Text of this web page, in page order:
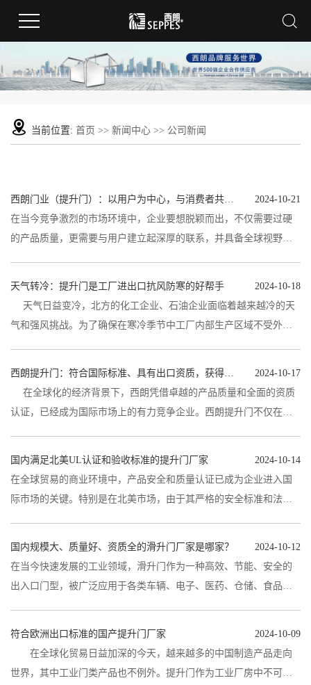
当前位置: 首页 >> 新闻中心 >> 公司新闻
西朗门业（提升门）：以用户为中心，与消费者共赢未来
2024-10-21
在当今竞争激烈的市场环境中，企业要想脱颖而出，不仅需要过硬
的产品质量，更需要与用户建立起深厚的联系，并具备全球视野。
天气转冷：提升门是工厂进出口抗风防寒的好帮手
2024-10-18
气和强风挑战。为了确保在寒冷季节中工厂内部生产区域不受外界
西朗提升门：符合国际标准、具有出口资质，获得UL、CE、TUV认证
2024-10-17
认证，已经成为国际市场上的有力竞争企业。西朗提升门不仅在国
国内满足北美UL认证和验收标准的提升门厂家
2024-10-14
在全球贸易的商业环境中，产品安全和质量认证已成为企业进入国
际市场的关键。特别是在北美市场，由于其严格的安全标准和法规
国内规模大、质量好、资质全的滑升门厂家是哪家？
2024-10-12
在当今快速发展的工业领域，滑升门作为一种高效、节能、安全的
出入口门型，被广泛应用于各类车辆、电子、医药、仓储、食品、
符合欧洲出口标准的国产提升门厂家
2024-10-09
在全球化贸易日益加深的今天，越来越多的中国制造产品走向
世界，其中工业门类产品也不例外。提升门作为工业厂房中不可或